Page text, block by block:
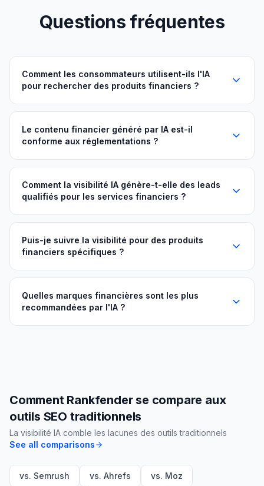
Questions fréquentes
Comment les consommateurs utilisent-ils l'IA
pour rechercher des produits financiers ?
Le contenu financier généré par IA est-il
conforme aux réglementations ?
Comment la visibilité IA génère-t-elle des leads
qualifiés pour les services financiers ?
Puis-je suivre la visibilité pour des produits
financiers spécifiques ?
Quelles marques financières sont les plus
recommandées par l'IA ?
Comment Rankfender se compare aux
outils SEO traditionnels
La visibilité IA comble les lacunes des outils traditionnels
See all comparisons
vs. Semrush vs. Ahrefs vs. Moz